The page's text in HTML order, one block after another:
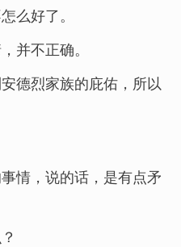
么好了。
并不正确。
德烈家族的庇佑，所以
情，说的话，是有点矛